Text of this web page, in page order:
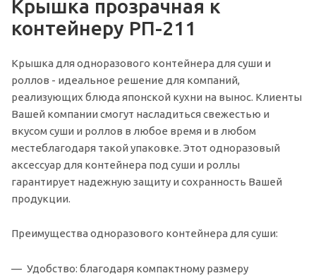
Крышка прозрачная к
контейнеру РП-211
Крышка для одноразового контейнера для суши и
роллов - идеальное решение для компаний,
реализующих блюда японской кухни на вынос. Клиенты
Вашей компании смогут насладиться свежестью и
вкусом суши и роллов в любое время и в любом
местеблагодаря такой упаковке. Этот одноразовый
аксессуар для контейнера под суши и роллы
гарантирует надежную защиту и сохранность Вашей
продукции.
Преимущества одноразового контейнера для суши:
Удобство: благодаря компактному размеру